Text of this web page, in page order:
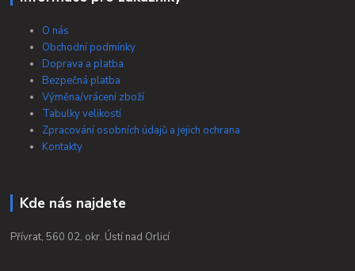
O nás
Obchodní podmínky
Doprava a platba
Bezpečná platba
Výměna/vrácení zboží
Tabulky velikostí
Zpracování osobních údajů a jejich ochrana
Kontakty
Kde nás najdete
Přívrat, 560 02, okr. Ústí nad Orlicí